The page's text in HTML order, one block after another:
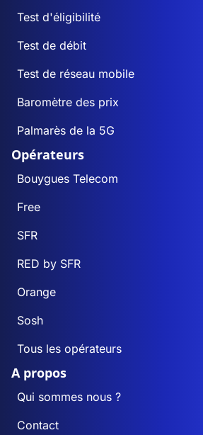
Test d'éligibilité
Test de débit
Test de réseau mobile
Baromètre des prix
Palmarès de la 5G
Opérateurs
Bouygues Telecom
Free
SFR
RED by SFR
Orange
Sosh
Tous les opérateurs
A propos
Qui sommes nous ?
Contact